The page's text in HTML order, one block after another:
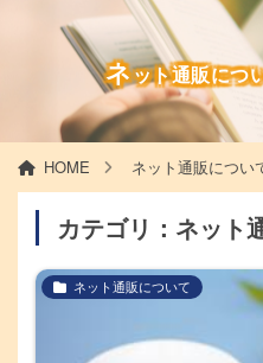
ネット通販につ
HOME ネット通販につい
カテゴリ：ネット
ネット通販について